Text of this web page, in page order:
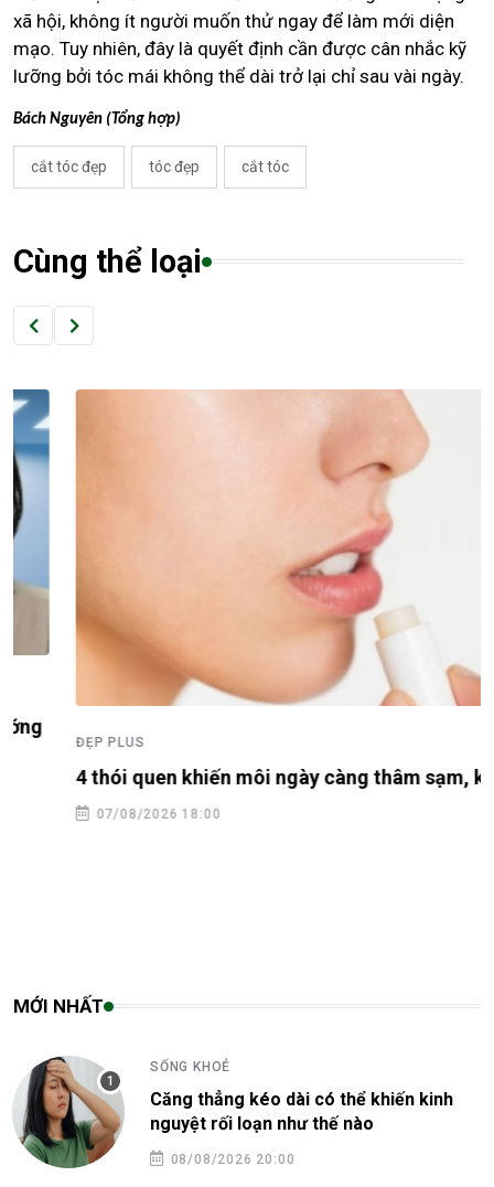
xã hội, không ít người muốn thử ngay để làm mới diện
mạo. Tuy nhiên, đây là quyết định cần được cân nhắc kỹ
lưỡng bởi tóc mái không thể dài trở lại chỉ sau vài ngày.
Bách Nguyên (Tổng hợp)
cắt tóc đẹp tóc đẹp cắt tóc
Cùng thể loại
ĐẸP PLUS
4 thói quen khiến môi ngày càng thâm sạm, khô nứt
07/08/2026 18:00
MỚI NHẤT
SỐNG KHOẺ
Căng thẳng kéo dài có thể khiến kinh
nguyệt rối loạn như thế nào
08/08/2026 20:00